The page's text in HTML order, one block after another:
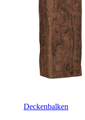
Deckenbalken